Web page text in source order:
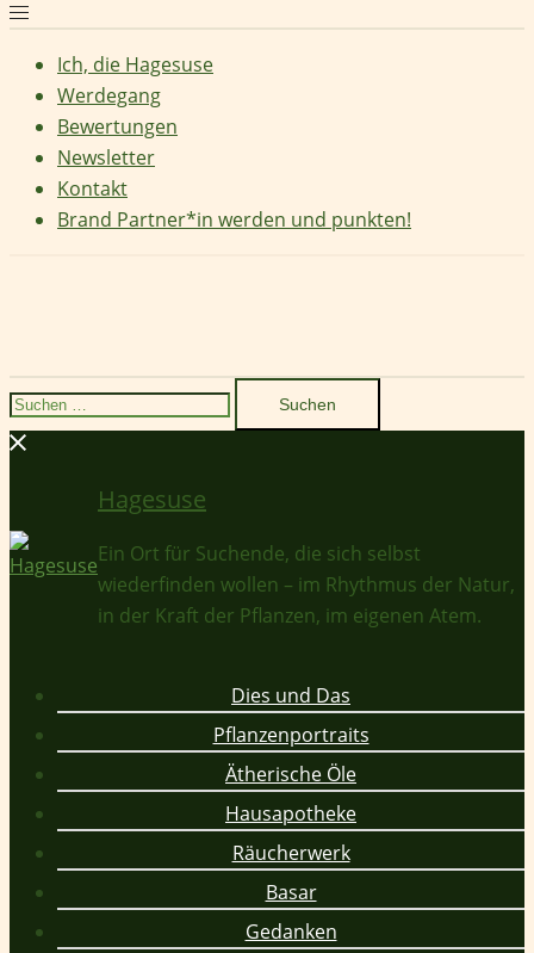
Ich, die Hagesuse
Werdegang
Bewertungen
Newsletter
Kontakt
Brand Partner*in werden und punkten!
Suchen
nach:
Hagesuse
Ein Ort für Suchende, die sich selbst
wiederfinden wollen – im Rhythmus der Natur,
in der Kraft der Pflanzen, im eigenen Atem.
Dies und Das
Pflanzenportraits
Ätherische Öle
Hausapotheke
Räucherwerk
Basar
Gedanken